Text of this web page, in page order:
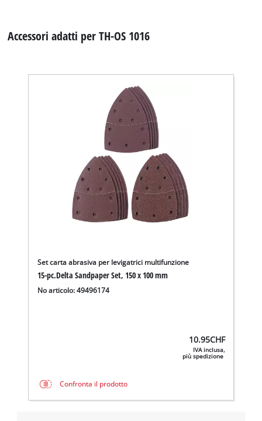
Abbiamo bisogno del vostro permesso
per caricare Google Maps!
visitor. The website owner needs to setup
the site with their CMP to add this content
Powered by
Management Platform
Accessori adatti per TH-OS 1016
Set carta abrasiva per levigatrici multifunzione
15-pc.Delta Sandpaper Set, 150 x 100 mm
No articolo: 49496174
10.95CHF
IVA inclusa,
più spedizione
Confronta il prodotto